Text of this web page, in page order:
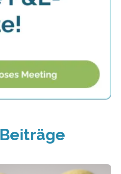
Beiträge